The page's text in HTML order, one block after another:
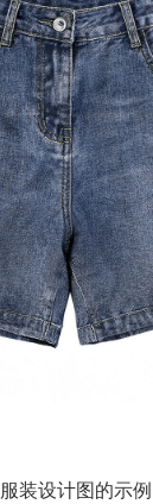
装设计图的示